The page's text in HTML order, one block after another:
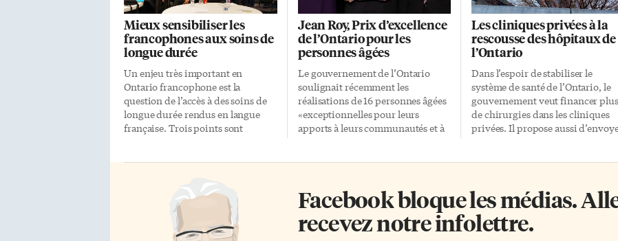
Mieux sensibiliser les
francophones aux soins de
longue durée
Un enjeu très important en
Ontario francophone est la
question de l’accès à des soins de
longue durée rendus en langue
française. Trois points sont
a été mis en lumière lors du forum
«Les soins de longue durée pour
les francophones dans le grand
Toronto», organisé le 31 mars au
Collège Boréal par l’Entité 3 de
Jean Roy, Prix d’excellence
de l’Ontario pour les
personnes âgées
Le gouvernement de l’Ontario
soulignait récemment les
réalisations de 16 personnes âgées
«exceptionnelles pour leurs
apports à leurs communautés et à
comité consultatif. C’est dans ce
foyer de l’Est de Toronto, géré par
la Ville, où se trouve le Pavillon
Les cliniques privées à la
rescousse des hôpitaux de
l’Ontario
Dans l’espoir de stabiliser le
système de santé de l’Ontario, le
gouvernement veut financer plus
de chirurgies dans les cliniques
privées. Il propose aussi
qu’ils n’ont pas choisi. Les
hôpitaux ontariens ont été mis à
rude épreuve au cours de l’été par
Facebook bloque les médias.
recevez notre infolettre.